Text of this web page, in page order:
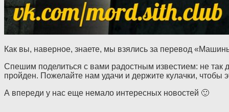
Как вы, наверное, знаете, мы взялись за перевод
Спешим поделиться с вами радостным известием: не так
пройден. Пожелайте нам удачи и держите кулачки, чтобы
А впереди у нас еще немало интересных новостей 🙂